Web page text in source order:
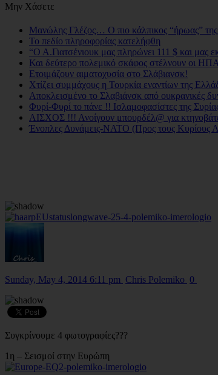
Μην Χάσετε
Μανώλης Γλέζος… Ο πιο κάλπικος “ήρωας” της
Το πεδίο πληροφορίας κατελήφθη
“Ο Α.Γιατσένιουκ μας πληρώνει 111 $ και μας
Και δεύτερο πολεμικό σκάφος στέλνουν οι
Ετοιμάζουν αιματοχυσία στο Σλάβιανσκ!
Χτίζει συμμάχους η Τουρκία εναντίων της
Αποκλεισμένο το Σλαβιάνσκ από ουκρανικές
Φυρί-Φυρί το πάνε !! Ισλαμοφασίστες της
ΑΙΣΧΟΣ !!! Ανοίγουν μπουρδέλ@ για
Ένοπλες Δυνάμεις-ΝΑΤΟ (Προς τους Κυρίους
Sunday, May 4, 2014 6:11 pm Chris Polemiko 0
Συγκρίνουμε 4 φωτογραφίες???
1η – Σεισμοί στην Ευρώπη